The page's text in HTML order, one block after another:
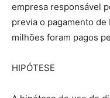
empresa responsável
previa o pagamento de
milhões foram pagos
HIPÓTESE